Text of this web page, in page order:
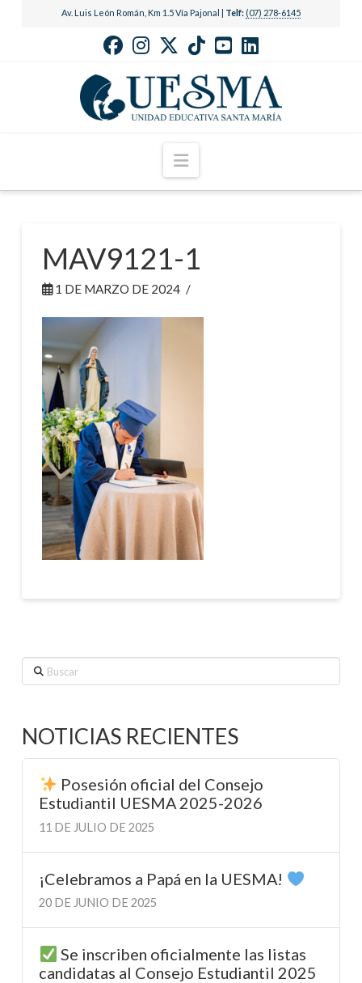
Av. Luis León Román, Km 1.5 Vía Pajonal | Telf: (07) 278-6145
Navigation
MAV9121-1
1 DE MARZO DE 2024
Buscar
NOTICIAS RECIENTES
Posesión oficial del Consejo
Estudiantil UESMA 2025-2026
11 DE JULIO DE 2025
¡Celebramos a Papá en la UESMA!
20 DE JUNIO DE 2025
Se inscriben oficialmente las listas
candidatas al Consejo Estudiantil 2025